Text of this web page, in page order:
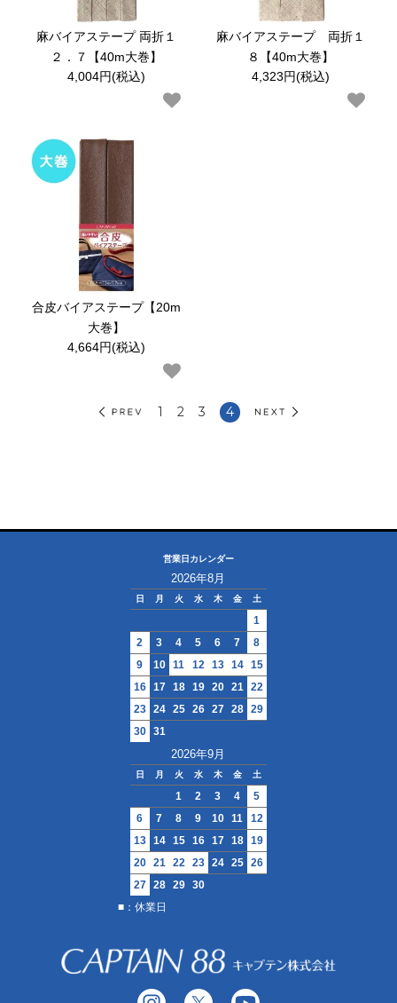
リブニット
コード
保湿水
生地から探す
タイプ／サイズから探す
中巻（ロング巻）
特定商取引法に基づく表記
プライバシーポリシー
©2020 CAPTAIN Co., Ltd．All Rights Reserved.
麻バイアステープ 両折１
２．７【40m大巻】
4,004円(税込)
麻バイアステープ 両折１
８【40m大巻】
4,323円(税込)
合皮バイアステープ【20m
大巻】
4,664円(税込)
1 2 3 4
営業日カレンダー
2026年8月
日 月 火 水 木 金 土
1
2
3 4 5 6 7
8
9
10 11 12 13 14 15
16 17 18 19 20 21
22
23 24 25 26 27 28 29
30 31
2026年9月
日 月 火 水 木 金 土
1 2 3 4
5
6
7 8 9 10 11
12
13 14 15 16 17 18 19
20 21 22 23 24 25 26
27 28 29 30
■：休業日